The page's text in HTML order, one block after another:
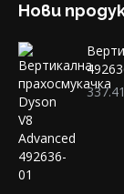
Нови
337.41